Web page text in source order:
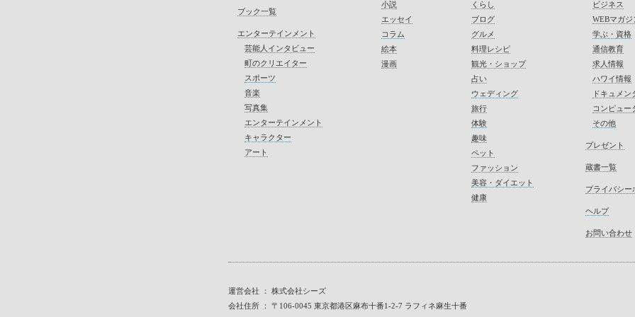
ブック一覧
エンターテインメント
芸能人インタビュー
町のクリエイター
スポーツ
音楽
写真集
エンターテインメント
キャラクター
アート
小説
エッセイ
コラム
絵本
漫画
くらし
ブログ
グルメ
料理レシピ
観光・ショップ
占い
ウェディング
旅行
体験
趣味
ペット
ファッション
美容・ダイエット
健康
ビジネス
WEBマガジ
学ぶ・資格
通信教育
求人情報
ハワイ情報
ドキュメン
コンピュー
その他
プレゼント
蔵書一覧
プライバシー
ヘルプ
お問い合わせ
運営会社 ： 株式会社シーズ
会社住所 ： 〒106-0045 東京都港区麻布十番1-2-7 ラフィネ麻生十番